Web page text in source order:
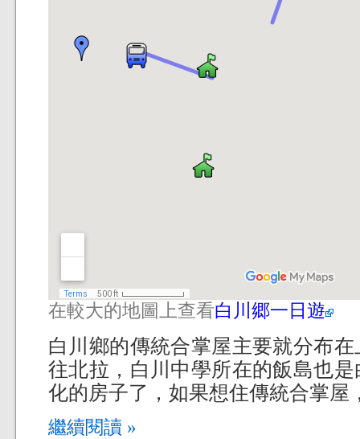
在較大的地圖上查看白川郷一日遊
白川鄉的傳統合掌屋主要就分布
往北拉，白川中學所在的飯島也
化的房子了，如果想住傳統合掌屋
繼續閱讀 »